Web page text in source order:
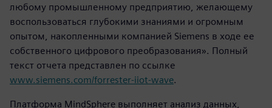
любому промышленному предприятию, желающему
воспользоваться глубокими знаниями и огромным
опытом, накопленными компанией Siemens в ходе ее
собственного цифрового преобразования». Полный
текст отчета представлен по ссылке
www.siemens.com/forrester-iiot-wave.
Платформа MindSphere выполняет анализ данных,